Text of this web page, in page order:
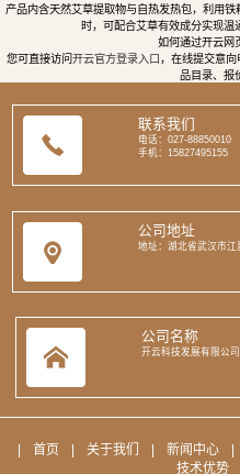
产品内含天然艾草提取物与自热发热包，利用
时，可配合艾草有效成分实现温
如何通过开云网
您可直接访问 开云官方登录入口，在线提交意
品目录、报
联系我们
电话：027-88850010
手机：15827495155
公司地址
地址：湖北省武汉市江
公司名称
开云科技发展有限公司
首页 关于我们 新闻中心
技术优势